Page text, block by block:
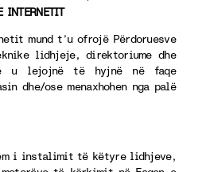
INTERNETIT
mund t’u ofrojë Përdoruesve
lidhjeje, direktoriume dhe
u lejojnë të hyjnë në faqe
dhe/ose menaxhohen nga palë
i instalimit të këtyre lidhjeve,